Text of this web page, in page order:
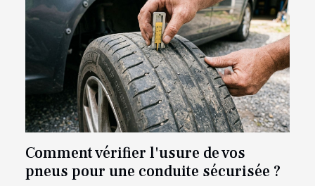
Comment vérifier l'usure de vos
pneus pour une conduite sécurisée ?